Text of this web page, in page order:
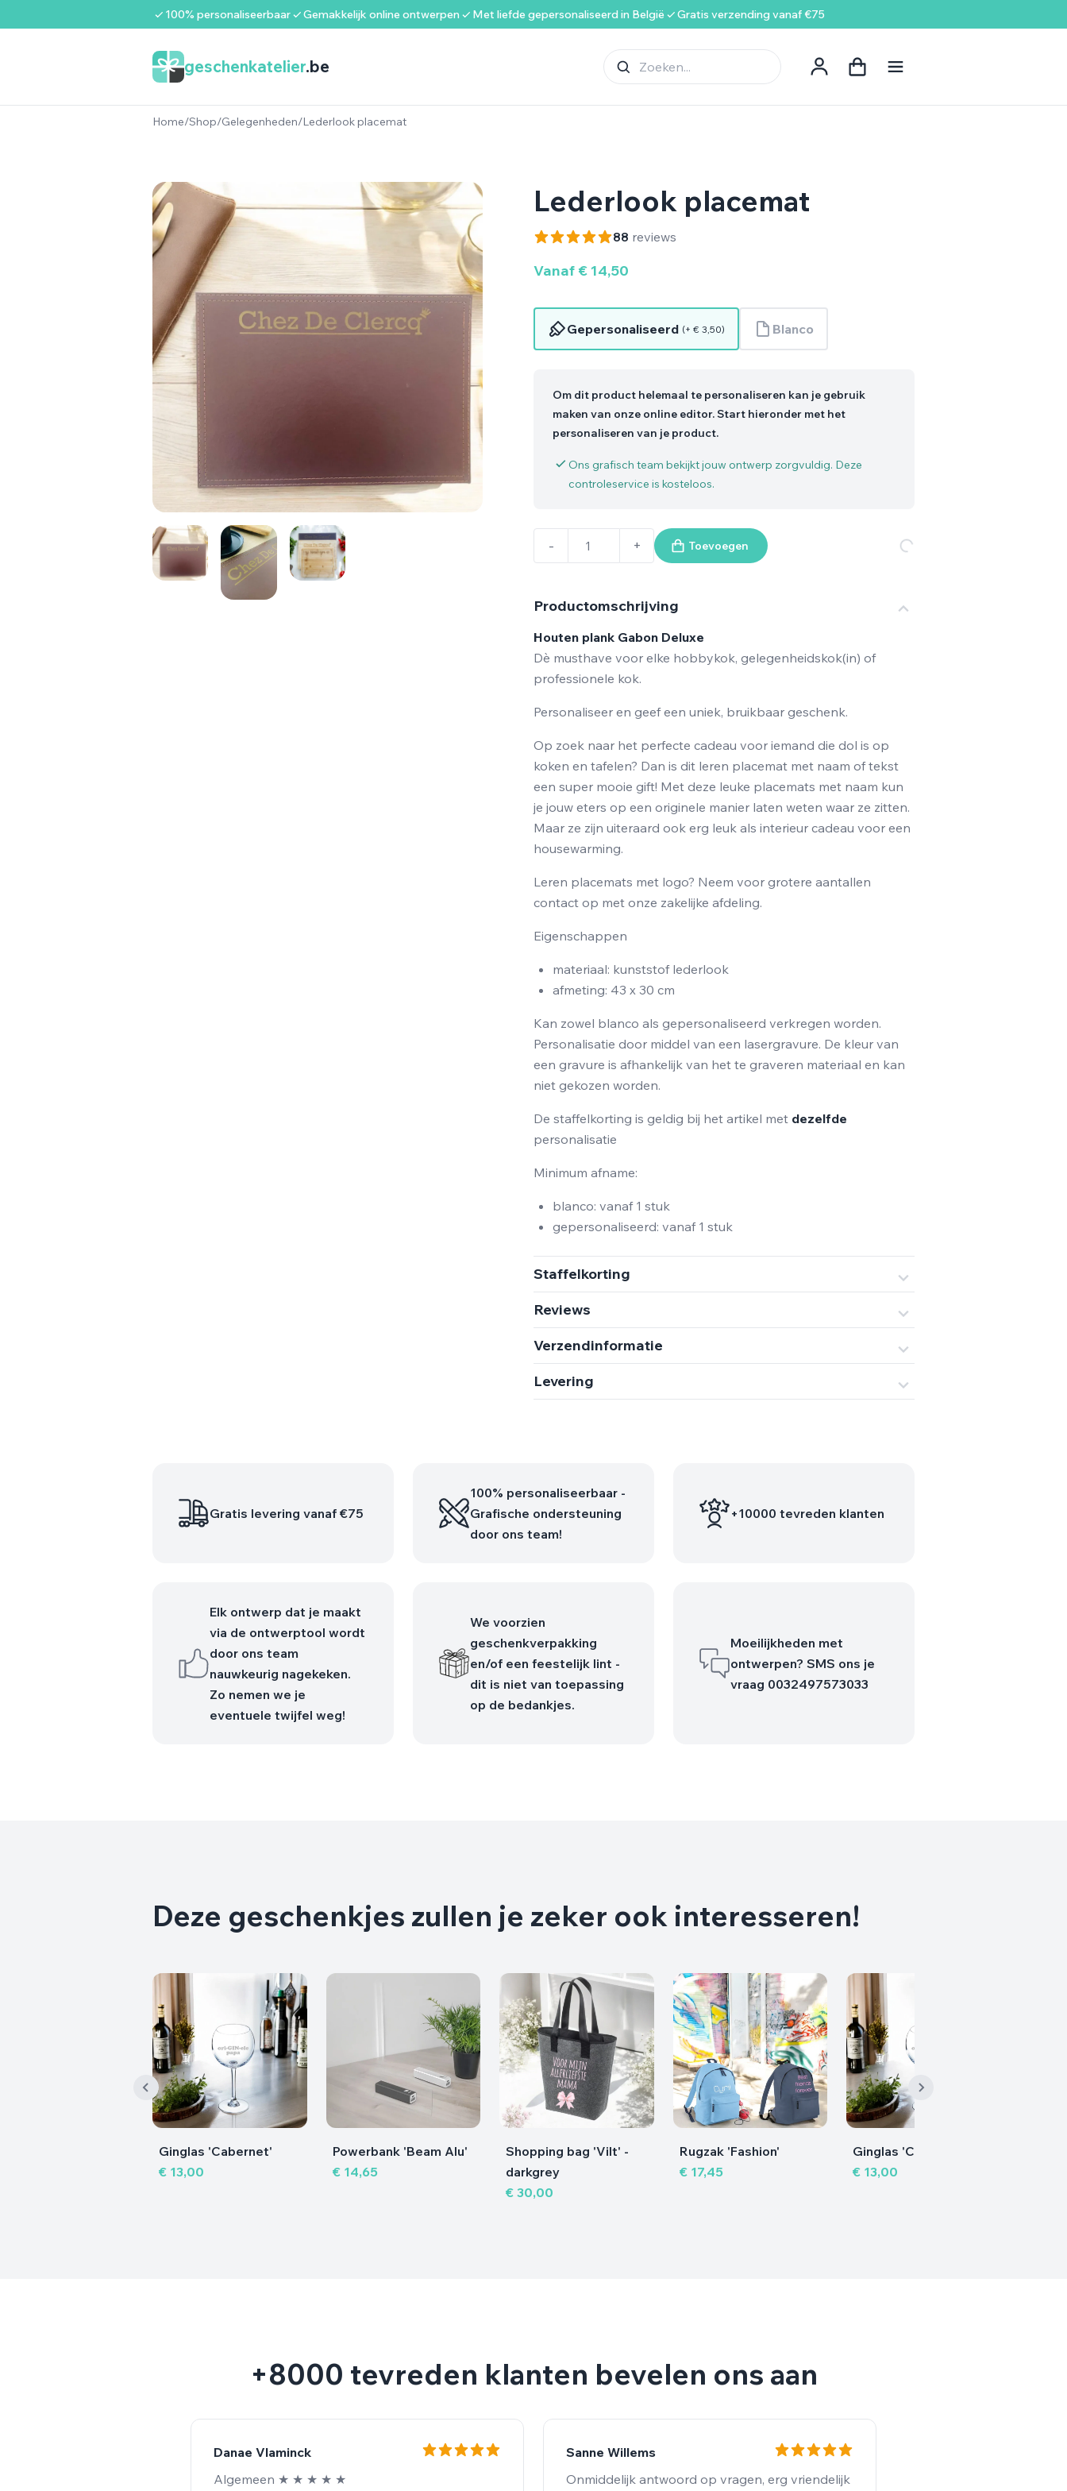
100% personaliseerbaar Gemakkelijk online ontwerpen Met liefde gepersonaliseerd in België Gratis verzending vanaf €75
geschenkatelier.be
Home/Shop/Gelegenheden/Lederlook placemat
Lederlook placemat
88 reviews
Vanaf € 14,50
Gepersonaliseerd (+ € 3,50) Blanco
Om dit product helemaal te personaliseren kan je gebruik
maken van onze online editor. Start hieronder met het
personaliseren van je product.
Ons grafisch team bekijkt jouw ontwerp zorgvuldig. Deze
controleservice is kosteloos.
- + Toevoegen
Productomschrijving
Houten plank Gabon Deluxe
Dè musthave voor elke hobbykok, gelegenheidskok(in) of
professionele kok.
Personaliseer en geef een uniek, bruikbaar geschenk.
Op zoek naar het perfecte cadeau voor iemand die dol is op
koken en tafelen? Dan is dit leren placemat met naam of tekst
een super mooie gift! Met deze leuke placemats met naam kun
je jouw eters op een originele manier laten weten waar ze zitten.
Maar ze zijn uiteraard ook erg leuk als interieur cadeau voor een
housewarming.
Leren placemats met logo? Neem voor grotere aantallen
contact op met onze zakelijke afdeling.
Eigenschappen
materiaal: kunststof lederlook
afmeting: 43 x 30 cm
Kan zowel blanco als gepersonaliseerd verkregen worden.
Personalisatie door middel van een lasergravure. De kleur van
een gravure is afhankelijk van het te graveren materiaal en kan
niet gekozen worden.
De staffelkorting is geldig bij het artikel met dezelfde
personalisatie
Minimum afname:
blanco: vanaf 1 stuk
gepersonaliseerd: vanaf 1 stuk
Staffelkorting
Reviews
Chloë Nonckele
Uitstekend en snelle levering!
Verzendinformatie
Levering
Gratis levering vanaf €75
100% personaliseerbaar -
Grafische ondersteuning
door ons team!
+10000 tevreden klanten
Elk ontwerp dat je maakt
via de ontwerptool wordt
door ons team
nauwkeurig nagekeken.
Zo nemen we je
eventuele twijfel weg!
We voorzien
geschenkverpakking
en/of een feestelijk lint -
dit is niet van toepassing
op de bedankjes.
Moeilijkheden met
ontwerpen? SMS ons je
vraag 0032497573033
Deze geschenkjes zullen je zeker ook interesseren!
Ginglas 'Cabernet'
€ 13,00
Powerbank 'Beam Alu'
€ 14,65
Shopping bag 'Vilt' -
darkgrey
€ 30,00
Rugzak 'Fashion'
€ 17,45
Ginglas 'Cabernet'
€ 13,00
+8000 tevreden klanten bevelen ons aan
Sanne Willems
Onmiddelijk antwoord op vragen, erg vriendelijk
Elien Carels
Snelle en correct service